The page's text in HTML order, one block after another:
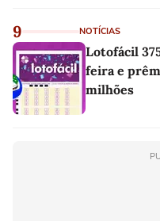
9 NOTÍCIAS
Lotofácil
feira e
milhões